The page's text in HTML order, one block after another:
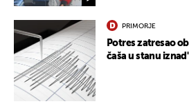
PRIMORJE
Potres zatresao
čaša u stanu